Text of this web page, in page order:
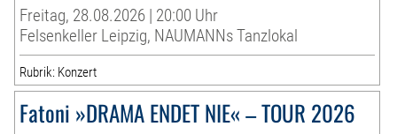
Freitag, 28.08.2026 | 20:00 Uhr
Felsenkeller Leipzig, NAUMANNs Tanzlokal
Rubrik: Konzert
Fatoni »DRAMA ENDET NIE« – TOUR 2026